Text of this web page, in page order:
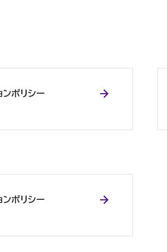
ンポリシー
ンポリシー